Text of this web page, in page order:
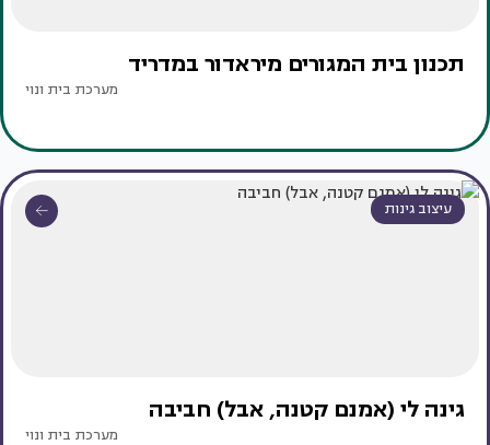
תכנון בית המגורים מיראדור במדריד
מערכת בית ונוי
עיצוב גינות
גינה לי (אמנם קטנה, אבל) חביבה
מערכת בית ונוי